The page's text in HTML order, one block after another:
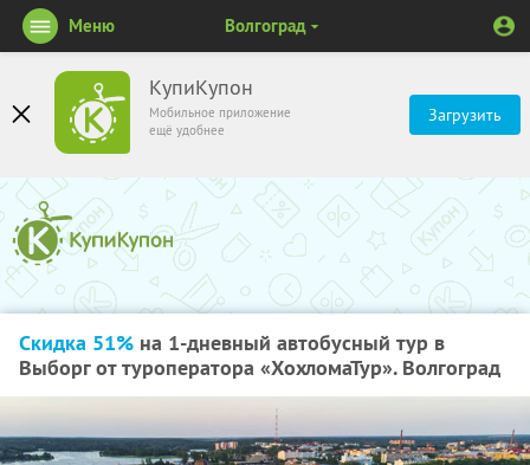
КупиКупон
Мобильное приложение
ещё удобнее
Загрузить
Меню Волгоград
Скидка 51% на 1-дневный автобусный тур в
Выборг от туроператора «ХохломаТур». Волгоград